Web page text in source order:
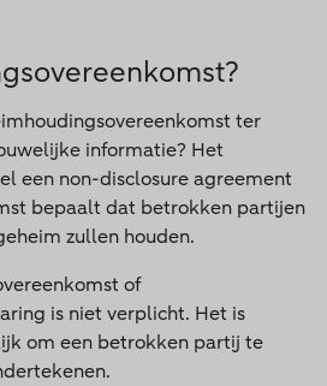
ter
informatie? Het
een non-disclosure agreement
bepaalt dat betrokken partijen
zullen houden.
of
is niet verplicht. Het is
om een betrokken partij te